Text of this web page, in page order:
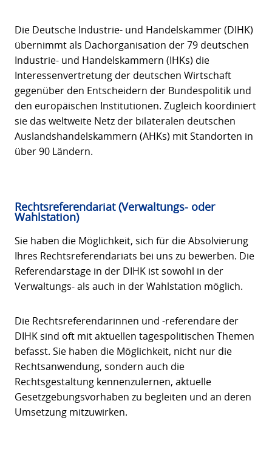
Die Deutsche Industrie- und Handelskammer (DIHK)
übernimmt als Dachorganisation der 79 deutschen
Industrie- und Handelskammern (IHKs) die
Interessenvertretung der deutschen Wirtschaft
gegenüber den Entscheidern der Bundespolitik und
den europäischen Institutionen. Zugleich koordiniert
sie das weltweite Netz der bilateralen deutschen
Auslandshandelskammern (AHKs) mit Standorten in
über 90 Ländern.
Rechtsreferendariat (Verwaltungs- oder
Wahlstation)
Sie haben die Möglichkeit, sich für die Absolvierung
Ihres Rechtsreferendariats bei uns zu bewerben. Die
Referendarstage in der DIHK ist sowohl in der
Verwaltungs- als auch in der Wahlstation möglich.
Die Rechtsreferendarinnen und -referendare der
DIHK sind oft mit aktuellen tagespolitischen Themen
befasst. Sie haben die Möglichkeit, nicht nur die
Rechtsanwendung, sondern auch die
Rechtsgestaltung kennenzulernen, aktuelle
Gesetzgebungsvorhaben zu begleiten und an deren
Umsetzung mitzuwirken.